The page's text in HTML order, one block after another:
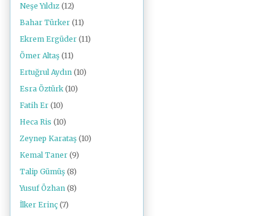
Neşe Yıldız (12)
Bahar Türker (11)
Ekrem Ergüder (11)
Ömer Altaş (11)
Ertuğrul Aydın (10)
Esra Öztürk (10)
Fatih Er (10)
Heca Ris (10)
Zeynep Karataş (10)
Kemal Taner (9)
Talip Gümüş (8)
Yusuf Özhan (8)
İlker Erinç (7)